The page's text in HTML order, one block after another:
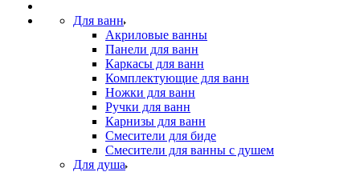
Для ванн
Акриловые ванны
Панели для ванн
Каркасы для ванн
Комплектующие для ванн
Ножки для ванн
Ручки для ванн
Карнизы для ванн
Смесители для биде
Смесители для ванны с душем
Для душа